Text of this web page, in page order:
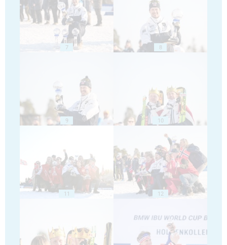
7 8
9 10
11 12